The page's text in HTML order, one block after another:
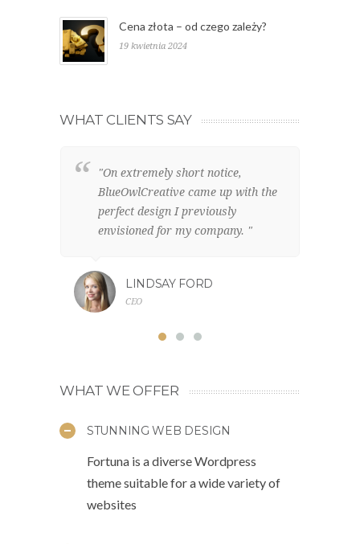
Cena złota – od czego zależy?
19 kwietnia 2024
WHAT CLIENTS SAY
"On extremely short notice,
BlueOwlCreative came up with the
perfect design I previously
envisioned for my company. "
LINDSAY FORD
CEO
WHAT WE OFFER
STUNNING WEB DESIGN
Fortuna is a diverse Wordpress
theme suitable for a wide variety of
websites